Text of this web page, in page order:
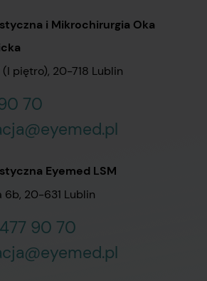
i Mikrochirurgia Oka
(I piętro), 20-718 Lublin
70
Eyemed LSM
6b, 20-631 Lublin
90 70